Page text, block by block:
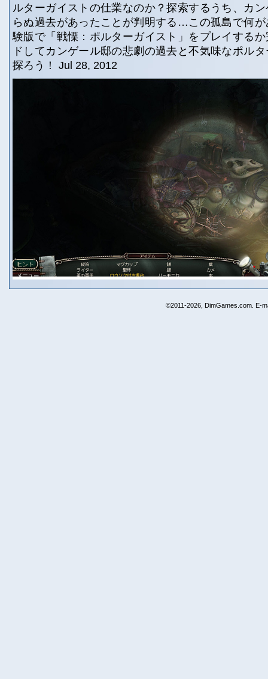
ルターガイストの仕業なのか？探索するうち、カ
らぬ過去があったことが判明する…この孤島で何
験版で「戦慄：ポルターガイスト」をプレイする
ドしてカンゲール邸の悲劇の過去と不気味なポル
探ろう！ Jul 28, 2012
©2011-2026, DimGames.com. E-